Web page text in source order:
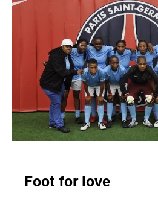
Foot for love